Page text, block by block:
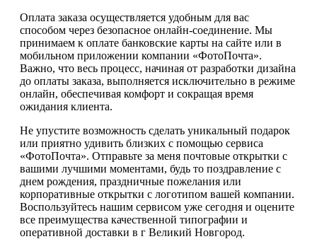
Оплата заказа осуществляется удобным для вас
способом через безопасное онлайн-соединение. Мы
принимаем к оплате банковские карты на сайте или в
мобильном приложении компании «ФотоПочта».
Важно, что весь процесс, начиная от разработки дизайна
до оплаты заказа, выполняется исключительно в режиме
онлайн, обеспечивая комфорт и сокращая время
ожидания клиента.
Не упустите возможность сделать уникальный подарок
или приятно удивить близких с помощью сервиса
«ФотоПочта». Отправьте за меня почтовые открытки с
вашими лучшими моментами, будь то поздравление с
днем рождения, праздничные пожелания или
корпоративные открытки с логотипом вашей компании.
Воспользуйтесь нашим сервисом уже сегодня и оцените
все преимущества качественной типографии и
оперативной доставки в г Великий Новгород.